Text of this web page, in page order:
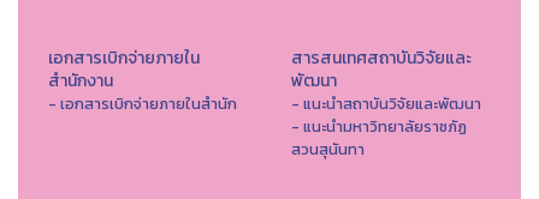
เอกสารเบิกจ่ายภายใน
สำนักงาน
- เอกสารเบิกจ่ายภายในสำนัก
สารสนเทศสถาบันวิจัยและ
พัฒนา
- แนะนำสถาบันวิจัยและพัฒนา
- แนะนำมหาวิทยาลัยราชภัฏ
สวนสุนันทา